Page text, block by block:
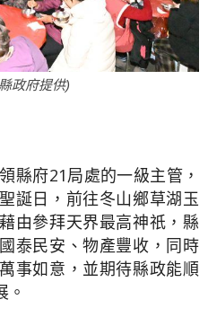
政府提供)
縣府21局處的一級主管，
誕日，前往冬山鄉草湖玉
由參拜天界最高神祇，縣
泰民安、物產豐收，同時
事如意，並期待縣政能順
。